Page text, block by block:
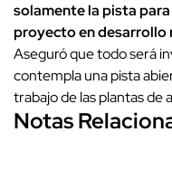
solamente la pista
proyecto en desarrollo
Aseguró que todo será
contempla una pista
trabajo de las plantas de
Notas